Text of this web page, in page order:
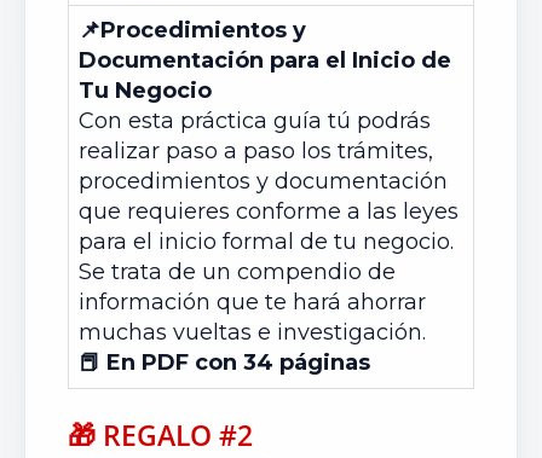
📌Procedimientos y
Documentación para el Inicio de
Tu Negocio
Con esta práctica guía tú podrás
realizar paso a paso los trámites,
procedimientos y documentación
que requieres conforme a las leyes
para el inicio formal de tu negocio.
Se trata de un compendio de
información que te hará ahorrar
muchas vueltas e investigación.
📕 En PDF con 34 páginas
🎁 REGALO #2